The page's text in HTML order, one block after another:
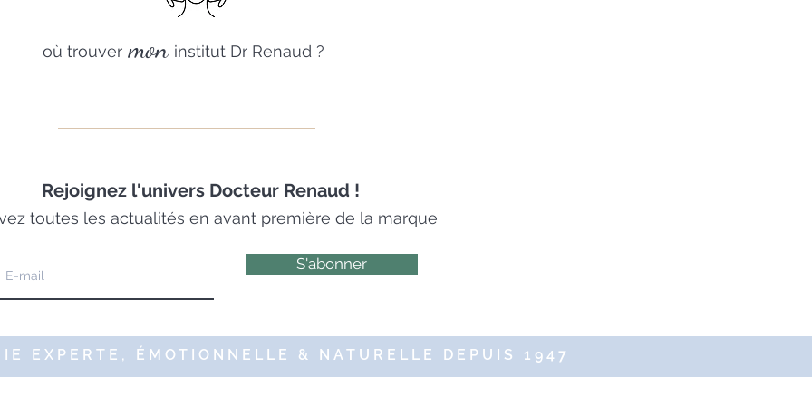
où trouver mon institut Dr Renaud ?
Rejoignezl'univers Docteur Renaud !
toutes les actualités en avant première de la marque
S'abonner
EXPERTE, ÉMOTIONNELLE & NATURELLE DEPUIS 1947